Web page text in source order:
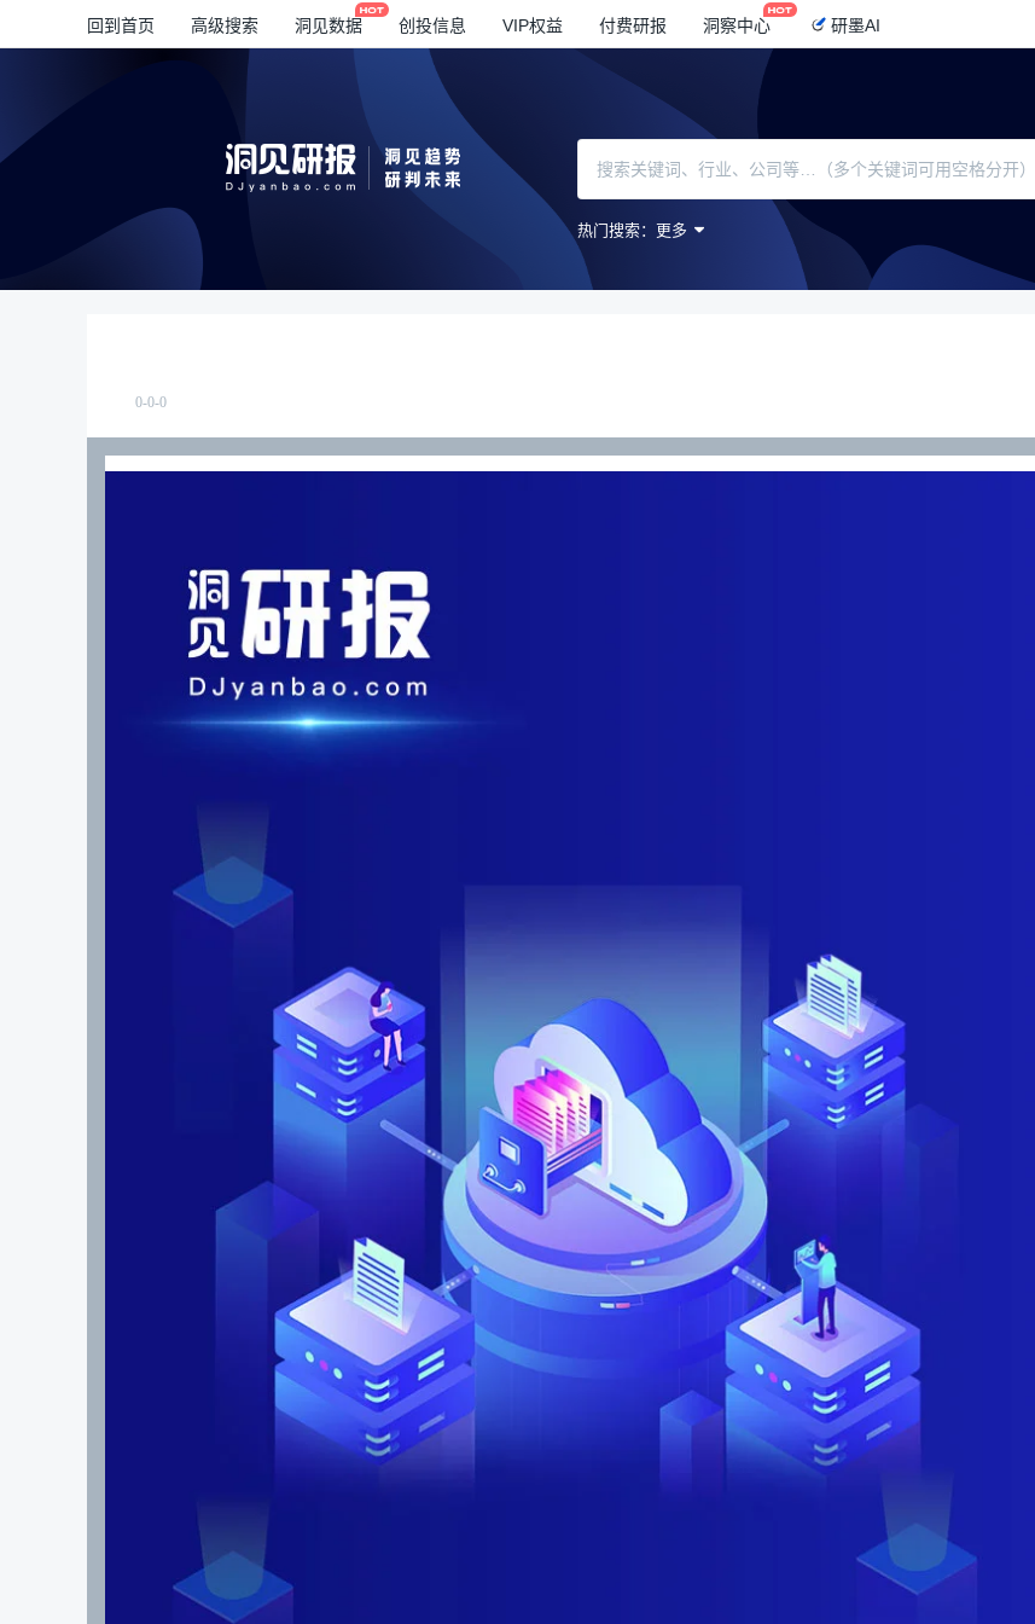
回到首页 高级搜索 洞见数据 创投信息 VIP权益 付费研报 洞察中心 研墨AI
热门搜索： 更多
0-0-0